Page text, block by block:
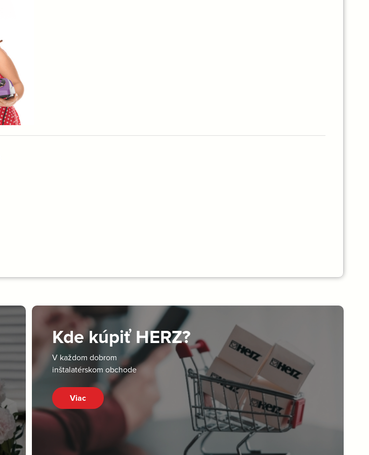
Kde kúpiť HERZ?
V každom dobrom
inštalatérskom obchode
Viac